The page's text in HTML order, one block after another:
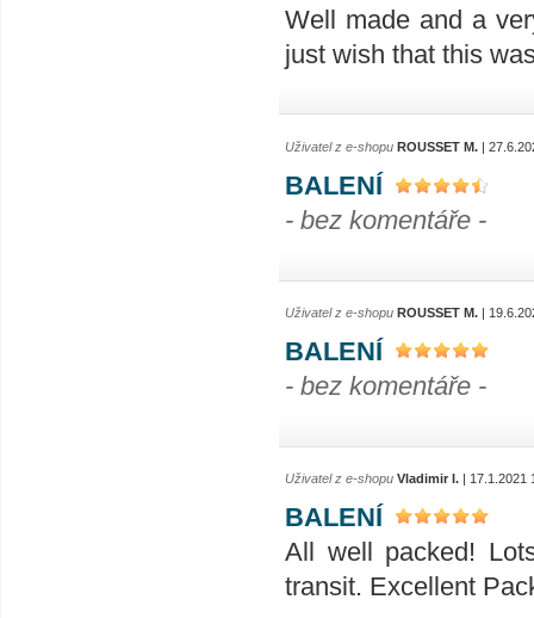
Well made and a
just wish that this
Uživatel z e-shopu ROUSSET M. |
BALENÍ
- bez komentáře -
Uživatel z e-shopu ROUSSET M. |
BALENÍ
- bez komentáře -
Uživatel z e-shopu Vladimir I. | 17.1.2021
BALENÍ
All well packed!
transit. Excellent